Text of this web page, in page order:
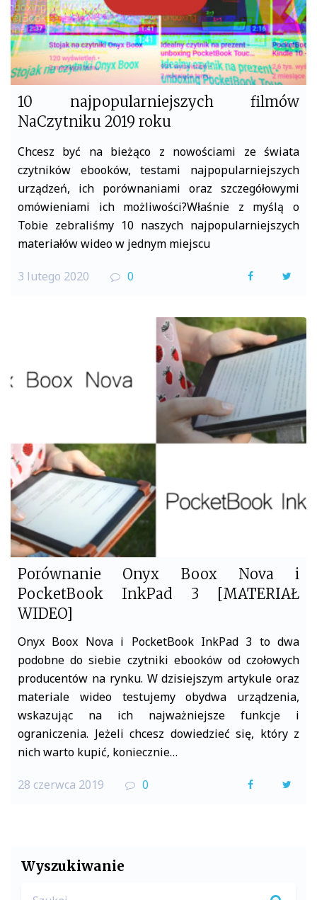
10 najpopularniejszych filmów
NaCzytniku 2019 roku
Chcesz być na bieżąco z nowościami ze świata
czytników ebooków, testami najpopularniejszych
urządzeń, ich porównaniami oraz szczegółowymi
omówieniami ich możliwości?Właśnie z myślą o
Tobie zebraliśmy 10 naszych najpopularniejszych
materiałów wideo w jednym miejscu
3 lutego 2020 0
F
c
e
b
o
i
t
r
Porównanie Onyx Boox Nova i
PocketBook InkPad 3 [MATERIAŁ
WIDEO]
Onyx Boox Nova i PocketBook InkPad 3 to dwa
podobne do siebie czytniki ebooków od czołowych
producentów na rynku. W dzisiejszym artykule oraz
materiale wideo testujemy obydwa urządzenia,
wskazując na ich najważniejsze funkcje i
ograniczenia. Jeżeli chcesz dowiedzieć się, który z
nich warto kupić, koniecznie…
28 czerwca 2019 0
F
Wyszukiwanie